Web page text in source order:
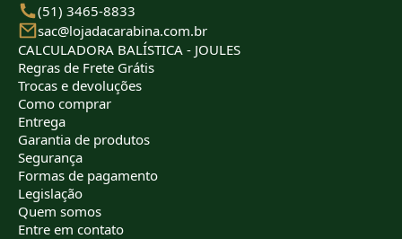
(51) 3465-8833
sac@lojadacarabina.com.br
CALCULADORA BALÍSTICA - JOULES
Regras de Frete Grátis
Trocas e devoluções
Como comprar
Entrega
Garantia de produtos
Segurança
Formas de pagamento
Legislação
Quem somos
Entre em contato